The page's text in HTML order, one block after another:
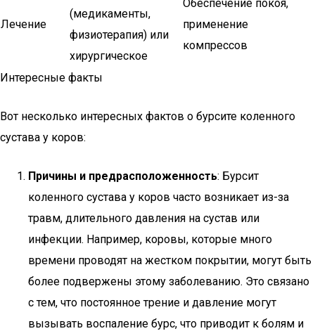
Лечение
(медикаменты,
физиотерапия) или
хирургическое
Обеспечение покоя,
применение
компрессов
Интересные факты
Вот несколько интересных фактов о бурсите коленного
сустава у коров:
Причины и предрасположенность: Бурсит
коленного сустава у коров часто возникает из-за
травм, длительного давления на сустав или
инфекции. Например, коровы, которые много
времени проводят на жестком покрытии, могут быть
более подвержены этому заболеванию. Это связано
с тем, что постоянное трение и давление могут
вызывать воспаление бурс, что приводит к болям и